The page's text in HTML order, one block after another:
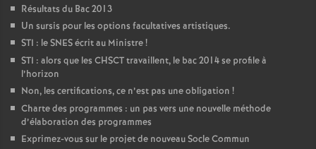
Résultats du Bac 2013
Un sursis pour les options facultatives artistiques.
STI : le SNES écrit au Ministre!
STI : alors que les CHSCT travaillent, le bac 2014 se profile à
l’horizon
Non, les certifications, ce n’est pas une obligation !
Charte des programmes : un pas vers une nouvelle méthode
d’élaboration des programmes
Exprimez-vous sur le projet de nouveau Socle Commun